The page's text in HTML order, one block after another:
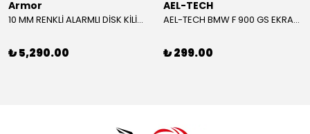
Armor
10 MM RENKLİ ALARMLI DİSK KİLİDİ YENİ VERSİYON
₺ 5,290.00
AEL-TECH
AEL-TECH BMW F 900 GS EKRAN/GÖSTERGE KORUYUCU 2024-2025
₺ 299.00